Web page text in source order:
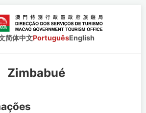
简体中文PortuguêsEnglish
Zimbabué